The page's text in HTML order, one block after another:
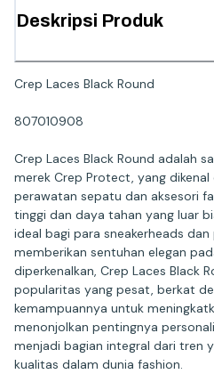
Deskripsi Produk
Crep Laces Black Round
807010908
Crep Laces Black Round adalah
merek Crep Protect, yang
perawatan sepatu dan aksesori
tinggi dan daya tahan yang luar
ideal bagi para sneakerheads
memberikan sentuhan elegan
diperkenalkan, Crep Laces Black
popularitas yang pesat, berkat
kemampuannya untuk
menonjolkan pentingnya
menjadi bagian integral dari tren
kualitas dalam dunia fashion.